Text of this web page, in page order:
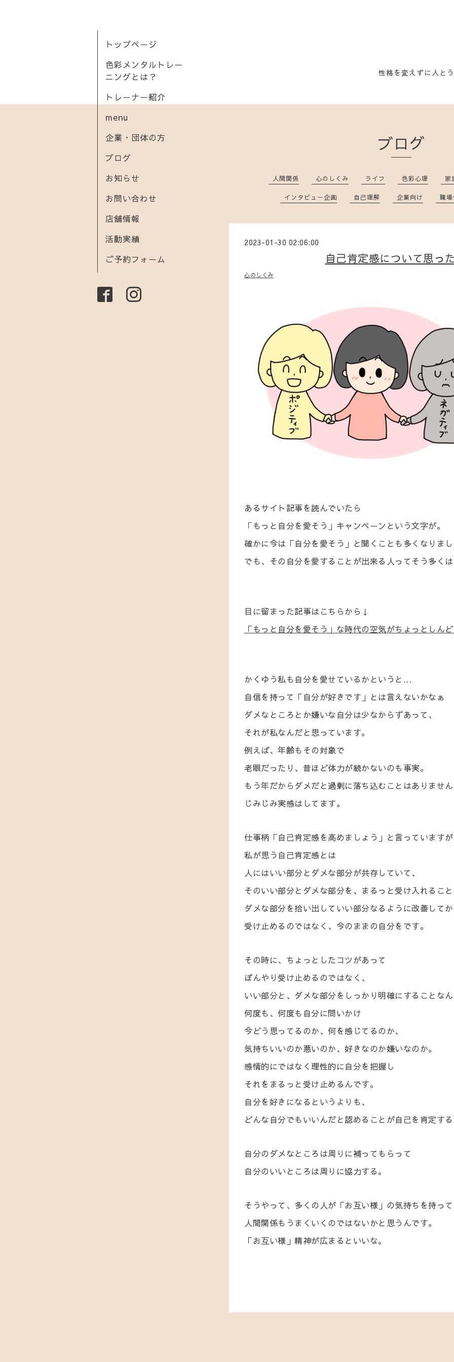
性格を変えずに人と
トップページ
色彩メンタルトレー
ニングとは？
トレーナー紹介
menu
企業・団体の方
ブログ
お知らせ
お問い合わせ
店舗情報
活動実績
ご予約フォーム
ブログ
人間関係 心のしくみ ライフ 色彩心理 家
インタビュー企画 自己理解 企業向け 職
2023-01-30 02:06:00
自己肯定感について思っ
心のしくみ
あるサイト記事を読んでいたら
「もっと自分を愛そう」キャンペーンという文字が。
確かに今は「自分を愛そう」と聞くことも多くなりま
でも、その自分を愛することが出来る人ってそう多く
目に留まった記事はこちらから↓
「もっと自分を愛そう」な時代の空気がちょっとしん
かくゆう私も自分を愛せているかというと...
自信を持って「自分が好きです」とは言えないかなぁ
ダメなところとか嫌いな自分は少なからずあって、
それが私なんだと思っています。
例えば、年齢もその対象で
老眼だったり、昔ほど体力が続かないのも事実。
もう年だからダメだと過剰に落ち込むことはありませ
じみじみ実感はしてます。
仕事柄「自己肯定感を高めましょう」と言っていますが
私が思う自己肯定感とは
人にはいい部分とダメな部分が共存していて、
そのいい部分とダメな部分を、まるっと受け入れるこ
ダメな部分を拾い出していい部分なるように改善して
受け止めるのではなく、今のままの自分をです。
その時に、ちょっとしたコツがあって
ぼんやり受け止めるのではなく、
いい部分と、ダメな部分をしっかり明確にすることな
何度も、何度も自分に問いかけ
今どう思ってるのか、何を感じてるのか、
気持ちいいのか悪いのか、好きなのか嫌いなのか。
感情的にではなく理性的に自分を把握し
それをまるっと受け止めるんです。
自分を好きになるというよりも、
どんな自分でもいいんだと認めることが自己を肯定す
自分のダメなところは周りに補ってもらって
自分のいいところは周りに協力する。
そうやって、多くの人が「お互い様」の気持ちを持っ
人間関係もうまくいくのではないかと思うんです。
「お互い様」精神が広まるといいな。